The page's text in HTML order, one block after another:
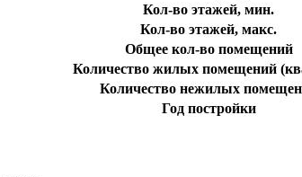
Кол-во этажей, мин.
Кол-во этажей, макс.
Общее кол-во помещений
Количество жилых помещений
Количество нежилых
Год постройки